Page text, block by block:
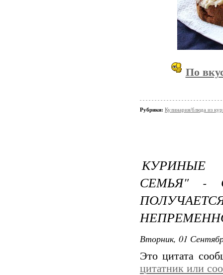
По
Рубрики: Кулинария/блюда из
КУРИНЫЕ
СЕМЬЯ" -
Вторник, 01
Это цитата
цитатник или